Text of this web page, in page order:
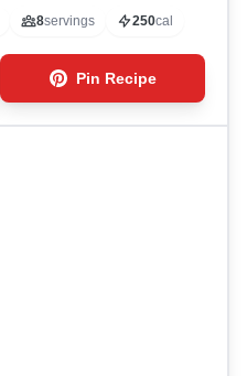
8servings 250cal
Pin Recipe